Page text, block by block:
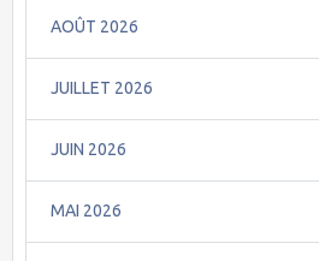
AOÛT 2026
JUILLET 2026
JUIN 2026
MAI 2026